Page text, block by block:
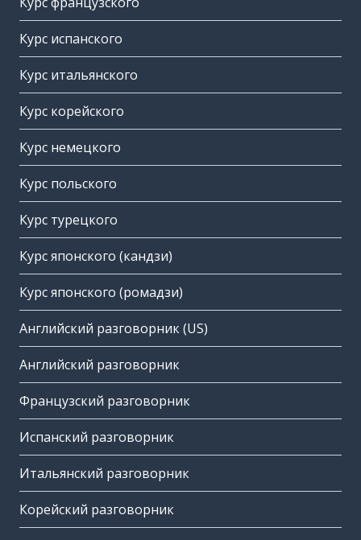
Курс испанского
Курс итальянского
Курс корейского
Курс немецкого
Курс польского
Курс турецкого
Курс японского (кандзи)
Курс японского (ромадзи)
Английский разговорник (US)
Английский разговорник
Французский разговорник
Испанский разговорник
Итальянский разговорник
Корейский разговорник